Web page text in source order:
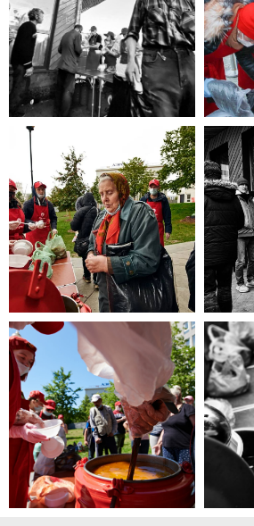
Если Вы нуждаетесь в помощи,
то эта информация для Вас.
Каждый может оказаться в
сложной жизненной ситуации,
главное - знать, к кому
обратиться
за помощью!
Помощь нужна
Вам?
ЧИТАТЬ